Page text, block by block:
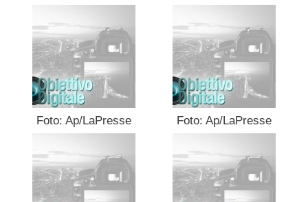
Foto: Ap/LaPresse Foto: Ap/LaPresse